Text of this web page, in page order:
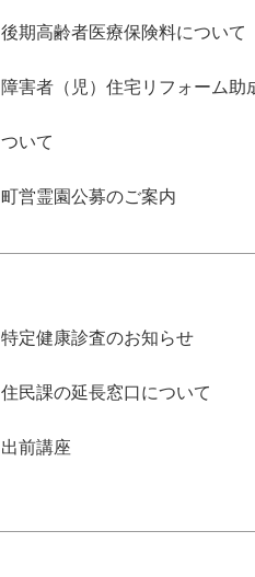
後期高齢者医療保険料について
障害者（児）住宅リフォーム助
ついて
町営霊園公募のご案内
特定健康診査のお知らせ
住民課の延長窓口について
出前講座